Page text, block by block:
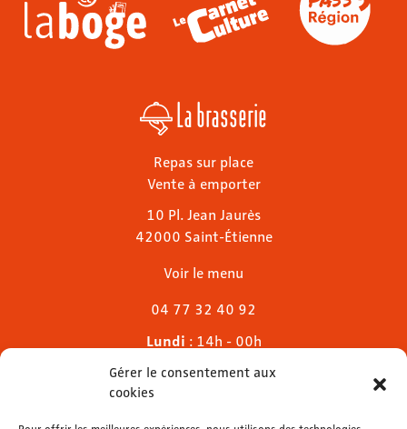
Gérer le consentement aux
cookies
La brasserie
Repas sur place
Vente à emporter
10 Pl. Jean Jaurès
42000 Saint-Étienne
Voir le menu
04 77 32 40 92
Lundi : 14h - 00h
Mardi & mercredi
Jeudi